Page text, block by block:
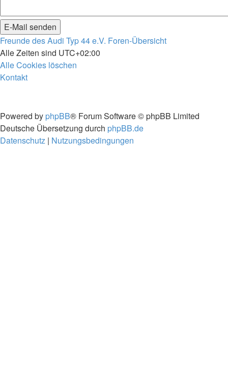
Freunde des Audi Typ 44 e.V. Foren-Übersicht
Alle Zeiten sind UTC+02:00
Alle Cookies löschen
Kontakt
Powered by phpBB® Forum Software © phpBB Limited
Deutsche Übersetzung durch phpBB.de
Datenschutz | Nutzungsbedingungen